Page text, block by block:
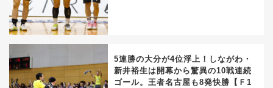
5連勝の大分が4位浮上！しながわ・
新井裕生は開幕から驚異の10戦連続
ゴール。王者名古屋も8発快勝【Ｆ1